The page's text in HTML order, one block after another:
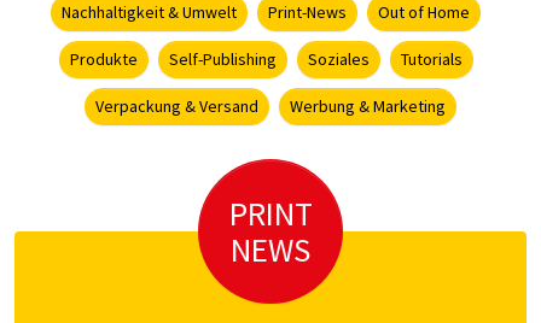
Nachhaltigkeit & Umwelt Print-News Out of Home
Produkte Self-Publishing Soziales Tutorials
Verpackung & Versand Werbung & Marketing
PRINT
NEWS